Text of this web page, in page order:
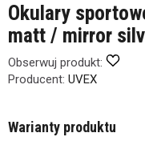
Okulary
matt / mirror
Obserwuj produkt:
Producent: UVEX
Warianty produktu